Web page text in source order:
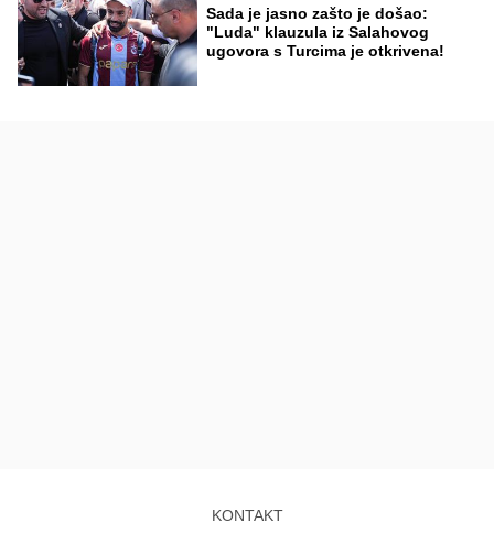
Sada je jasno zašto je došao:
"Luda" klauzula iz Salahovog
ugovora s Turcima je otkrivena!
KONTAKT